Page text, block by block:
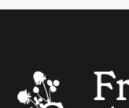
Footer